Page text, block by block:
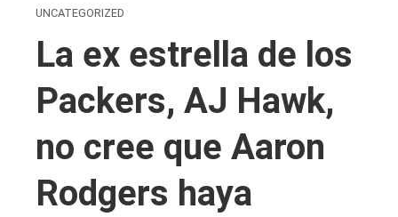
UNCATEGORIZED
La ex estrella de los
Packers, AJ Hawk,
no cree que Aaron
Rodgers haya